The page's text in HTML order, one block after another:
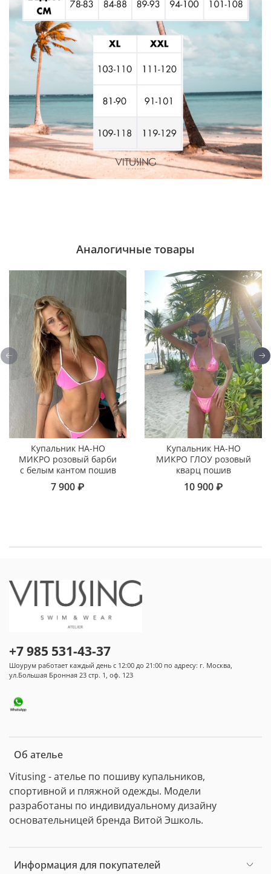
Аналогичные товары
Купальник НА-НО
МИКРО розовый барби
с белым кантом пошив
7 900 ₽
Купальник НА-НО
МИКРО ГЛОУ розовый
кварц пошив
10 900 ₽
Об ателье
Vitusing - ателье по пошиву купальников,
спортивной и пляжной одежды. Модели
разработаны по индивидуальному дизайну
основательницей бренда Витой Эшколь.
Информация для покупателей
+7 985 531-43-37
Шоурум работает каждый день с 12:00 до 21:00 по адресу: г. Москва,
ул.Большая Бронная 23 стр. 1, оф. 123